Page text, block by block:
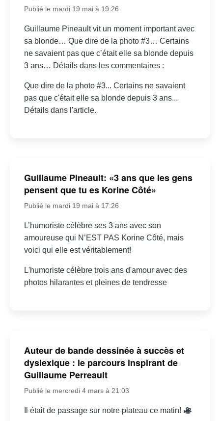
Publié le mardi 19 mai à 19:26
Guillaume Pineault vit un moment important avec
sa blonde… Que dire de la photo #3… Certains
ne savaient pas que c’était elle sa blonde depuis
3 ans… Détails dans les commentaires :
Que dire de la photo #3... Certains ne savaient
pas que c'était elle sa blonde depuis 3 ans...
Détails dans l'article.
Guillaume Pineault: «3 ans que les gens
pensent que tu es Korine Côté»
Publié le mardi 19 mai à 17:26
L’humoriste célèbre ses 3 ans avec son
amoureuse qui N’EST PAS Korine Côté, mais
voici qui elle est véritablement!
L'humoriste célèbre trois ans d'amour avec des
photos hilarantes et pleines de tendresse
Auteur de bande dessinée à succès et
dyslexique : le parcours inspirant de
Guillaume Perreault
Publié le mercredi 4 mars à 21:03
Il était de passage sur notre plateau ce matin!